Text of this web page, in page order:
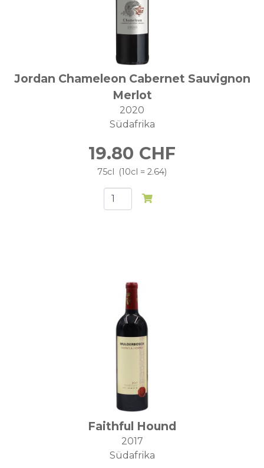
Jordan Chameleon Cabernet Sauvignon
Merlot
2020
Südafrika
19.80 CHF
75cl 10cl = 2.64
Faithful Hound
2017
Südafrika